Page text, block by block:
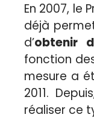
En 2007, le
déjà
d’obtenir
fonction
mesure a
2011.
réaliser ce